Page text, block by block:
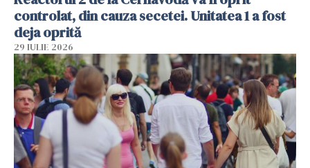
controlat, din cauza secetei. Unitatea 1 a fost
deja oprită
29 IULIE 2026